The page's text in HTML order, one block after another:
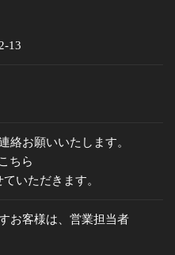
13
絡お願いいたします。
ちら
いただきます。
お客様は、営業担当者